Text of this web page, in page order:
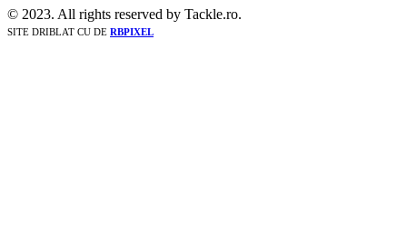
© 2023. All rights reserved by Tackle.ro.
SITE DRIBLAT CU DE RBPIXEL